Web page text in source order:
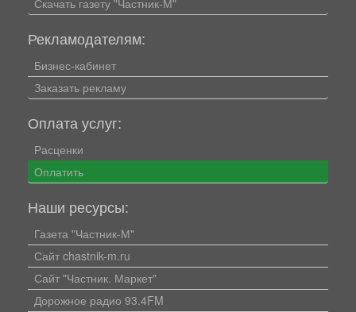
Скачать газету "Частник-М"
Рекламодателям:
Бизнес-кабинет
Заказать рекламу
Оплата услуг:
Расценки
Оплатить
Наши ресурсы:
Газета "Частник-М"
Сайт chastnik-m.ru
Сайт "Частник. Маркет"
Дорожное радио 93.4FM